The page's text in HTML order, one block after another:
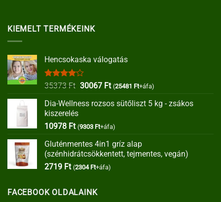
KIEMELT TERMÉKEINK
Hencsokaska válogatás
Értékelés:
35373Ft Original
was:
30067 FtCurrent
is:
(25481 Ft+áfa)
Dia-Wellness rozsos sütőliszt 5 kg - zsákos
kiszerelés
10978 Ft (9303 Ft+áfa)
Gluténmentes 4in1 gríz alap
(szénhidrátcsökkentett, tejmentes, vegán)
2719 Ft (2304 Ft+áfa)
FACEBOOK OLDALAINK